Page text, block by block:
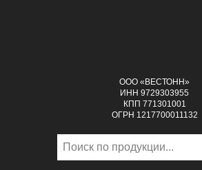
ООО «ВЕСТОНН»
ИНН 9729303955
КПП 771301001
ОГРН 1217700011132